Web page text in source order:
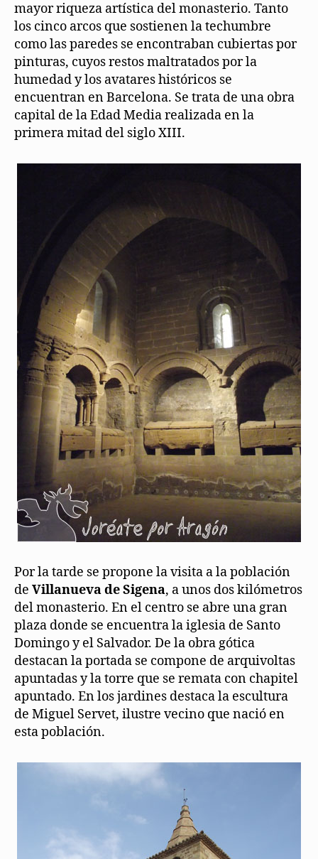
mayor riqueza artística del monasterio. Tanto
los cinco arcos que sostienen la techumbre
como las paredes se encontraban cubiertas por
pinturas, cuyos restos maltratados por la
humedad y los avatares históricos se
encuentran en Barcelona. Se trata de una obra
capital de la Edad Media realizada en la
primera mitad del siglo XIII.
Por la tarde se propone la visita a la población
de Villanueva de Sigena, a unos dos kilómetros
del monasterio. En el centro se abre una gran
plaza donde se encuentra la iglesia de Santo
Domingo y el Salvador. De la obra gótica
destacan la portada se compone de arquivoltas
apuntadas y la torre que se remata con chapitel
apuntado. En los jardines destaca la escultura
de Miguel Servet, ilustre vecino que nació en
esta población.